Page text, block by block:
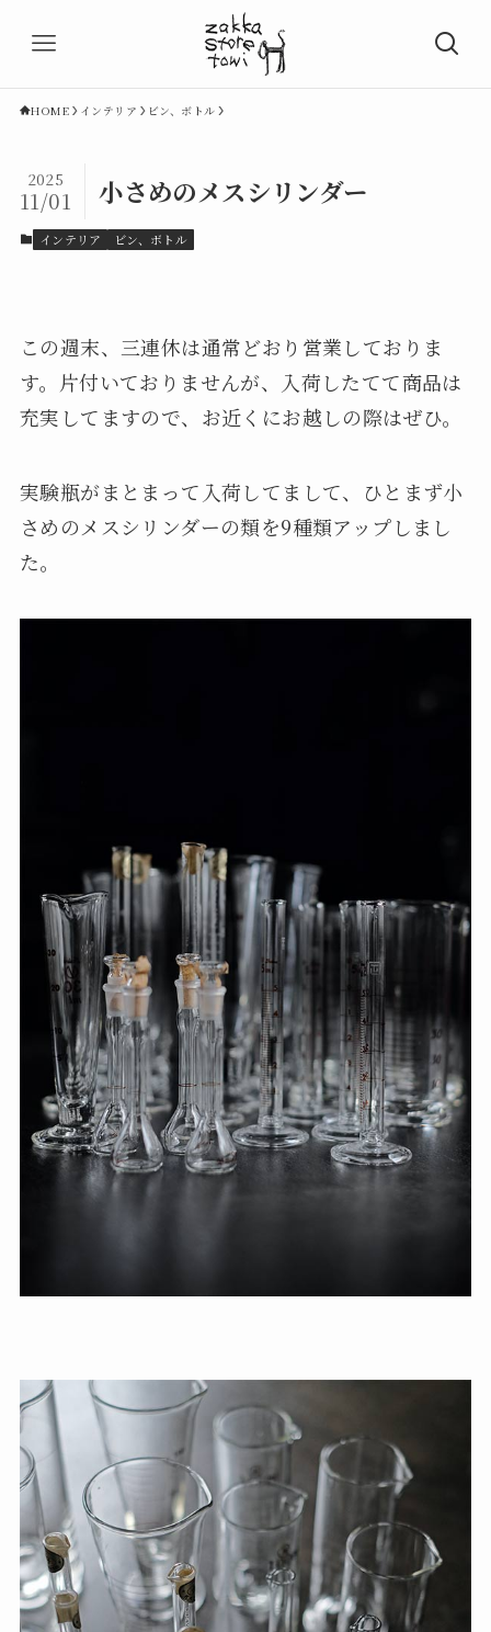
HOME インテリア ビン、ボトル
小さめのメスシリンダー
2025
11/01
インテリア ビン、ボトル
この週末、三連休は通常どおり営業しておりま
す。片付いておりませんが、入荷したてて商品は
充実してますので、お近くにお越しの際はぜひ。
実験瓶がまとまって入荷してまして、ひとまず小
さめのメスシリンダーの類を9種類アップしまし
た。